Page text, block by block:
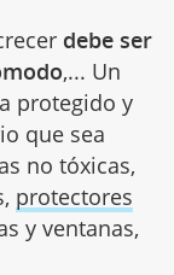
debe ser
,... Un
protegido y
que sea
no tóxicas,
protectores
y ventanas,